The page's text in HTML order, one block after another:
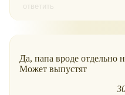
ответить
Да, папа вроде отдельно
Может выпустят